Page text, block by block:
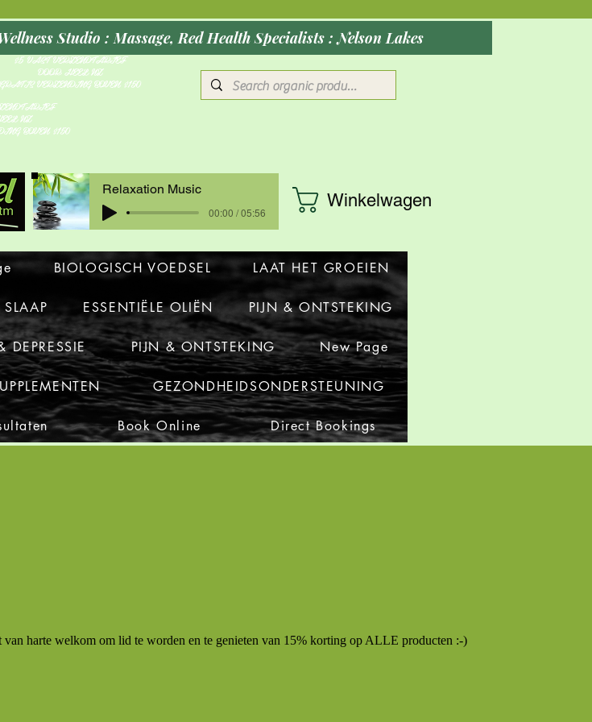
Opening October 2026: Rocky Mountain Wellness Studio : Massage, Red Health Specialists : Nelson Lakes
$5 VAST VERZENDTARIEF
DOOR HEEL NZ
GRATIS VERZENDING BOVEN $150
Winkelwagen
NZ
BOVEN $150
Relaxation Music
00:00 / 05:56
BIOLOGISCH VOEDSEL LAAT HET GROEIEN
SLAAP ESSENTIËLE OLIËN PIJN & ONTSTEKING
DEPRESSIE PIJN & ONTSTEKING New Page
GEZONDHEIDSONDERSTEUNING
Book Online Direct Bookings
harte welkom om lid te worden en te genieten van 15% korting op ALLE producten :-)